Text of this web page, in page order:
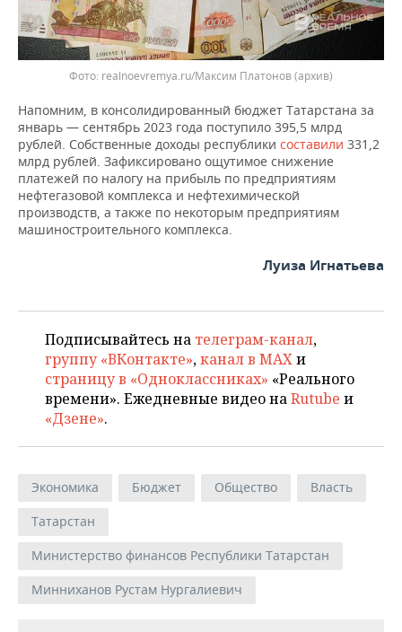
realnoevremya.ru/Максим Платонов (архив)
Напомним, в консолидированный бюджет Татарстана за
январь — сентябрь 2023 года поступило 395,5 млрд
рублей. Собственные доходы республики составили 331,2
млрд рублей. Зафиксировано ощутимое снижение
платежей по налогу на прибыль по предприятиям
нефтегазовой комплекса и нефтехимической
производств, а также по некоторым предприятиям
машиностроительного комплекса.
Луиза Игнатьева
Подписывайтесь на телеграм-канал,
группу «ВКонтакте»,канал в MAXи
страницу в «Одноклассниках» «Реального
времени». Ежедневные видео наRutube и
«Дзене».
Экономика Бюджет Общество
Власть
Татарстан
Министерство финансов Республики Татарстан
Минниханов Рустам Нургалиевич